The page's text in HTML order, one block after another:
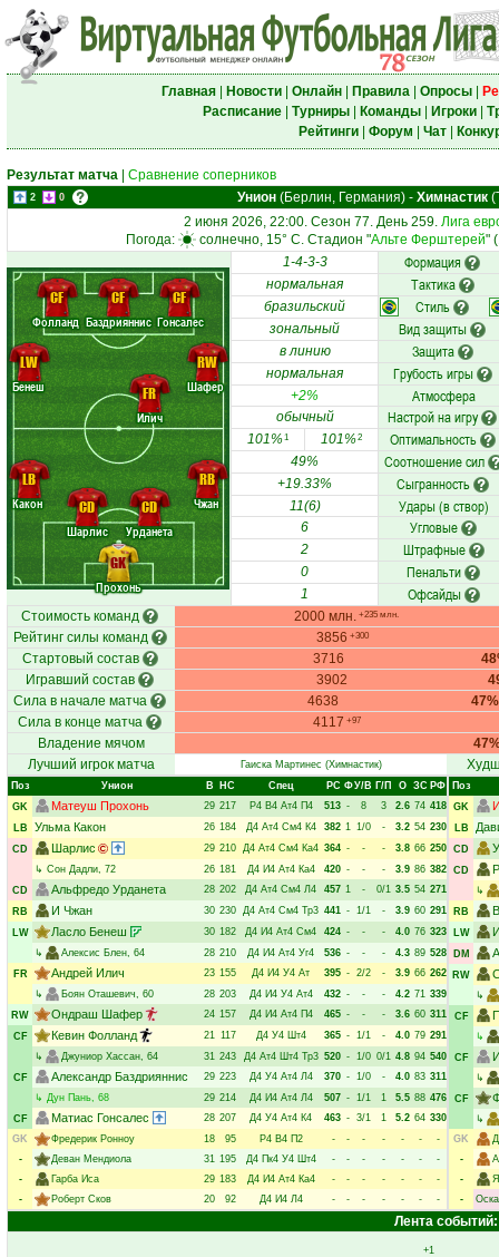
Главная| Новости| Онлайн| Правила| Опросы|
Расписание| Турниры| Команды| Игроки|
Рейтинги| Форум Чат|
Результат матча Сравнение соперников
2 0 Унион(Берлин, Германия)- Химнастик
2 июня 2026, 22:00. Сезон 77. День 259. Лига
Погода:
солнечно, 15° C. Стадион "Альте Ферштерей"
Прохонь
Какон
Шарлис
Урданета
Чжан
Бенеш
Илич
Шафер
Фолланд Баздрияннис Гонсалес
GK
LB
CD
CD
RB
LW
FR
RW
CF CF CF
1-4-3-3 Формация
нормальная Тактика
бразильский Стиль
зональный Вид защиты
в линию Защита
нормальная Грубость игры
+2% Атмосфера
обычный Настрой на игру
101%1 101%2 Оптимальность
49% Соотношение сил
+19.33% Сыгранность
11(6) Удары (в створ)
6 Угловые
2 Штрафные
0 Пенальти
1 Офсайды
Стоимость команд 2000 млн. +235 млн.
Рейтинг силы команд 3856 +300
Стартовый состав 3716
Игравший состав
3902
Сила в начале матча
4638
47%
Сила в конце матча
4117 +97
Владение мячом
Лучший игрок матча
Гаиска Мартинес (Химнастик)
Поз Унион В НC Спец РC ФУ/В Г/П О ЗС РФ
GK
Матеуш Прохонь 29 217 Р4 В4 Ат4 П4 513 - 8 3 2.6 74 418
LB
Ульма Какон 26 184 Д4 Ат4 См4 К4 382 1 1/0 - 3.2 54 230
CD
Шарлис 29 210 Д4 Ат4 См4 Ка4 364 - - - 3.8 66 250
↳ Сон Дадли, 72 26 181 Д4 И4 Ат4 Ка4 420 - - - 3.9 86 382
CD
Альфредо Урданета 28 202 Д4 Ат4 См4 Л4 457 1 - 0/1 3.5 54 271
RB
И Чжан 30 230 Д4 Ат4 См4 Тр3 441 - 1/1 - 3.9 60 291
LW
Ласло Бенеш 30 182 Д4 И4 Ат4 См4 424 - - - 4.0 76 323
↳
Алексис Блен, 64 28 210 Д4 И4 Ат4 Уг4 536 - - - 4.3 89 528
FR
Андрей Илич 23 155 Д4 И4 У4 Ат 395 - 2/2 - 3.9 66 262
↳
Боян Оташевич, 60 28 203 Д4 И4 У4 Ат4 432 - - - 4.2 71 339
RW
Ондраш Шафер 24 157 Д4 И4 Ат4 П4 465 - - - 3.6 60 311
CF
Кевин Фолланд 21 117 Д4 У4 Шт4 365 - 1/1 - 4.0 79 291
↳
Джуниор Хассан, 64 31 243 Д4 Ат4 Шт4 Тр3 520 - 1/0 0/1 4.8 94 540
CF
Александр Баздрияннис 29 223 Д4 У4 Ат4 Л4 370 - 1/0 - 4.0 83 311
↳ Дун Пань, 68 29 214 Д4 И4 Ат4 Л4 507 - 1/1 1 5.5 88 476
CF
Матиас Гонсалес 28 207 Д4 У4 Ат4 К4 463 - 3/1 1 5.2 64 330
GK
Фредерик Ронноу 18 95 Р4 В4 П2 - - - - - -
-
-
Деван Мендиола 31 195 Д4 Пк4 У4 Шт4 - - - - - -
-
-
Гарба Иса 29 183 Д4 И4 Ат4 Ка4 - - - - - -
-
-
Роберт Сков 20 92 Д4 И4 Л4 - - - - - - -
Поз
GK
LB
CD
CD
↳
RB
LW
DM
RW
↳
CF
↳
CF
↳
CF
↳
GK
-
-
-
Лента событий:
+1